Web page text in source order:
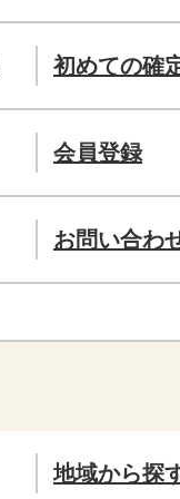
初めての確
会員登録
お問い合わ
地域から探